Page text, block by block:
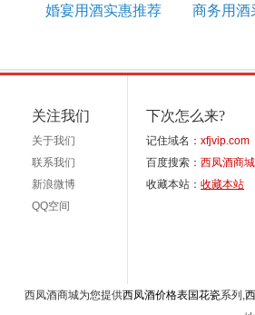
婚宴用酒实惠推荐 商务用酒
关注我们
关于我们
联系我们
新浪微博
QQ空间
下次怎么来?
记住域名： xfjvip.com
百度搜索： 西凤酒商城
收藏本站： 收藏本站
西凤酒商城为您提供西凤酒价格表国花瓷系列,